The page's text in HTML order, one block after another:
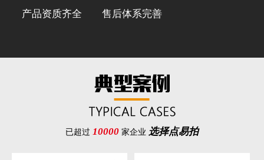
产品资质齐全 售后体系完善
已超过 10000 家企业 选择点易拍